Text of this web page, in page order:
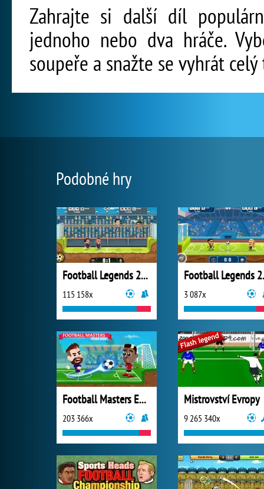
Zahrajte si další díl
jednoho nebo dva hráče.
soupeře a snažte se vyhrát
Podobné hry
Football Legends 2019
115 158x 3 087x
Football Masters Euro 2020
203 366x
Mistrovství Evropy
9 265 340x